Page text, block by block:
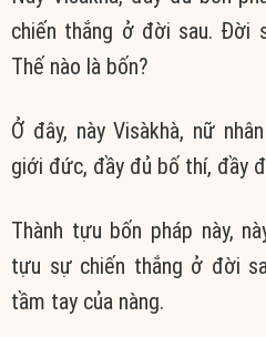
chiến thắng ở đời sau. Đời
Thế nào là bốn?
Ở đây, này Visàkhà, nữ
giới đức, đầy đủ bố thí, đầy
Thành tựu bốn pháp này,
tựu sự chiến thắng ở đời
tầm tay của nàng.